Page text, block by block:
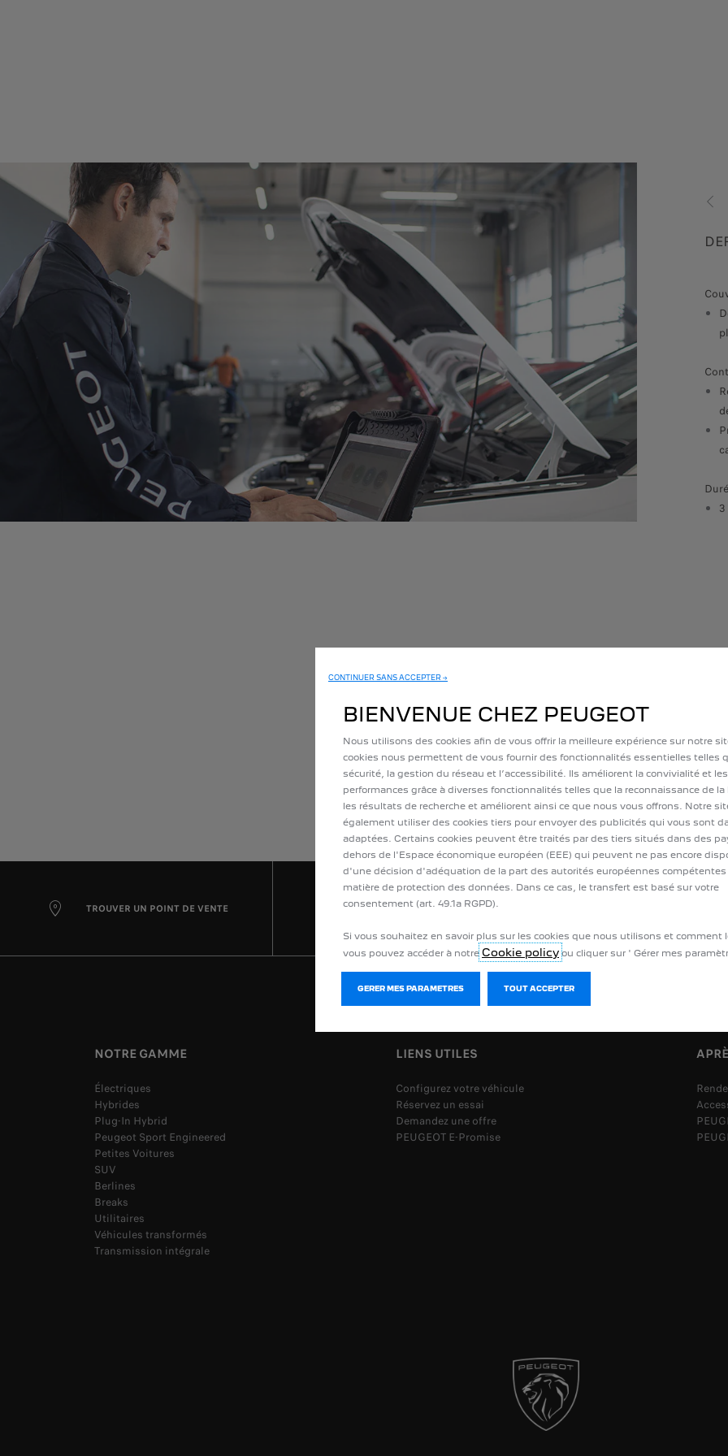
VOITURE ÉLECTRIQUE
Contenu de la garantie :
En plus les véhicules électriques et hybrides bénéficient
d’une garantie de 8 ans ou 160’000 km
au premier terme échu
(à hauteur d’au
moins 70 % de la capacité de recharge initiale) pour leur
batterie de traction.
TROUVER UN POINT DE VENTE LISTES DE PRIX
NOTRE GAMME
Électriques
Hybrides
Plug-In Hybrid
Peugeot Sport Engineered
Petites Voitures
SUV
Berlines
Breaks
Utilitaires
Véhicules transformés
Transmission intégrale
LIENS UTILES
Configurez votre véhicule
Réservez un essai
Demandez une offre
PEUGEOT E-Promise
CONTINUER SANS ACCEPTER →
BIENVENUE CHEZ PEUGEOT
Nous utilisons des cookies afin de vous offrir la meilleure expérience sur notre
cookies nous permettent de vous fournir des fonctionnalités essentielles telles
sécurité, la gestion du réseau et l’accessibilité. Ils améliorent la convivialité et les
performances grâce à diverses fonctionnalités telles que la reconnaissance de la
les résultats de recherche et améliorent ainsi ce que nous vous offrons. Notre
également utiliser des cookies tiers pour envoyer des publicités qui vous sont
adaptées. Certains cookies peuvent être traités par des tiers situés dans des
dehors de l'Espace économique européen (EEE) qui peuvent ne pas encore
d'une décision d'adéquation de la part des autorités européennes compétentes
matière de protection des données. Dans ce cas, le transfert est basé sur votre
consentement (art. 49.1a RGPD).
Si vous souhaitez en savoir plus sur les cookies que nous utilisons et comment
vous pouvez accéder à notre Cookie policy ou cliquer sur ' Gérer mes
GERER MES PARAMETRES TOUT ACCEPTER